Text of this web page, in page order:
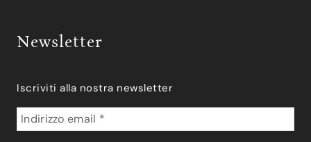
Newsletter
Iscriviti alla nostra newsletter